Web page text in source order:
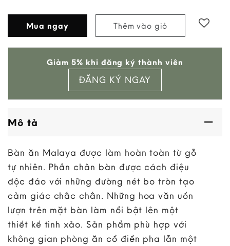
Mua ngay Thêm vào giỏ
wishlist
Giảm 5% khi đăng ký thành viên
ĐĂNG KÝ NGAY
Mô tả
Bàn ăn Malaya được làm hoàn toàn từ gỗ
tự nhiên. Phần chân bàn được cách điệu
độc đáo với những đường nét bo tròn tạo
cảm giác chắc chắn. Những hoa văn uốn
lượn trên mặt bàn làm nổi bật lên một
thiết kế tinh xảo. Sản phẩm phù hợp với
không gian phòng ăn cổ điển pha lẫn một